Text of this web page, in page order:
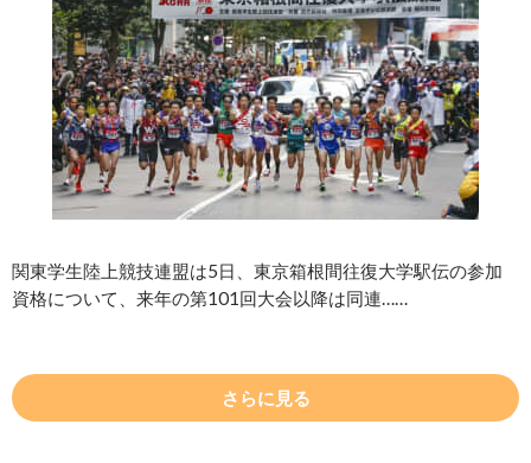
関東学生陸上競技連盟は5日、東京箱根間往復大学駅伝の参加
資格について、来年の第101回大会以降は同連……
さらに見る